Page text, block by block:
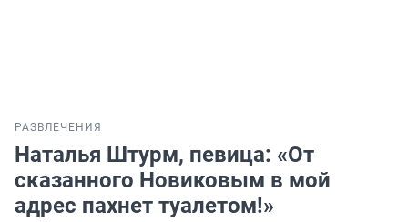
РАЗВЛЕЧЕНИЯ
Наталья Штурм, певица: «От
сказанного Новиковым в мой
адрес пахнет туалетом!»